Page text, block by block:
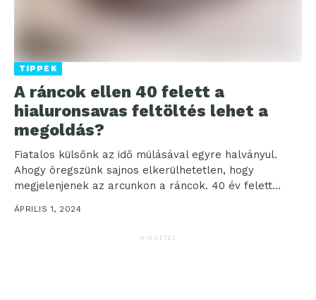
TIPPEK
A ráncok ellen 40 felett a
hialuronsavas feltöltés lehet a
megoldás?
Fiatalos külsőnk az idő múlásával egyre halványul.
Ahogy öregszünk sajnos elkerülhetetlen, hogy
megjelenjenek az arcunkon a ráncok. 40 év felett
mindenképpen gondolnunk kell...
ÁPRILIS 1, 2024
HIRDETÉS